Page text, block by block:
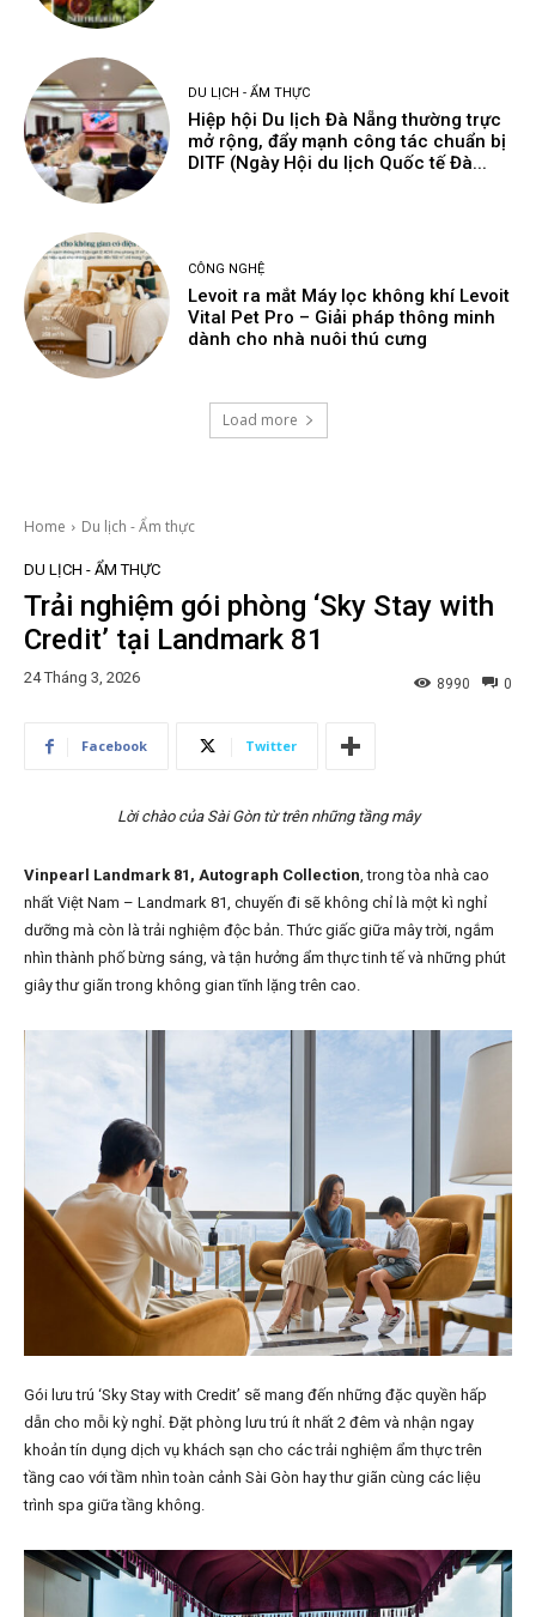
DU LỊCH - ẨM THỰC
Hiệp hội Du lịch Đà Nẵng thường trực
mở rộng, đẩy mạnh công tác chuẩn bị
DITF (Ngày Hội du lịch Quốc tế Đà...
CÔNG NGHỆ
Levoit ra mắt Máy lọc không khí Levoit
Vital Pet Pro – Giải pháp thông minh
dành cho nhà nuôi thú cưng
Load more